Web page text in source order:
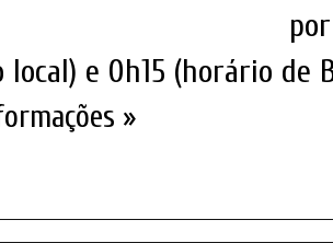
local) e 0h15 (horário de
»